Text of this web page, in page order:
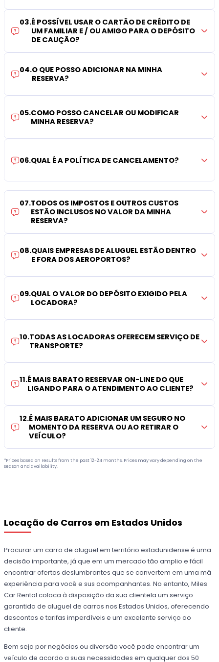
03.É POSSÍVEL USAR O CARTÃO DE CRÉDITO DE
UM FAMILIAR E / OU AMIGO PARA O DEPÓSITO
DE CAUÇÃO?
04.O QUE POSSO ADICIONAR NA MINHA
RESERVA?
05.COMO POSSO CANCELAR OU MODIFICAR
MINHA RESERVA?
06.QUAL É A POLÍTICA DE CANCELAMENTO?
07.TODOS OS IMPOSTOS E OUTROS CUSTOS
ESTÃO INCLUSOS NO VALOR DA MINHA
RESERVA?
08.QUAIS EMPRESAS DE ALUGUEL ESTÃO DENTRO
E FORA DOS AEROPORTOS?
09.QUAL O VALOR DO DEPÓSITO EXIGIDO PELA
LOCADORA?
10.TODAS AS LOCADORAS OFERECEM SERVIÇO DE
TRANSPORTE?
11.É MAIS BARATO RESERVAR ON-LINE DO QUE
LIGANDO PARA O ATENDIMENTO AO CLIENTE?
12.É MAIS BARATO ADICIONAR UM SEGURO NO
MOMENTO DA RESERVA OU AO RETIRAR O
VEÍCULO?
*Prices based on results from the past 12-24 months. Prices may vary depending on the
season and availability.
Locação de Carros em Estados Unidos
Procurar um carro de aluguel em território estadunidense é uma
decisão importante, já que em um mercado tão amplio e fácil
encontrar ofertas deslumbrantes que se convertem em uma má
experiência para você e sus acompanhantes. No entanto, Miles
Car Rental coloca à disposição da sua clientela um serviço
garantido de aluguel de carros nos Estados Unidos, oferecendo
descontos e tarifas imperdíveis e um excelente serviço ao
cliente.
Bem seja por negócios ou diversão você pode encontrar um
veículo de acordo a suas necessidades em qualquer dos 50